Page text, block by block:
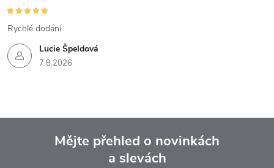
Lucie Špeldová
7.8.2026
Rychlé dodání
Mějte přehled o novinkách
a slevách